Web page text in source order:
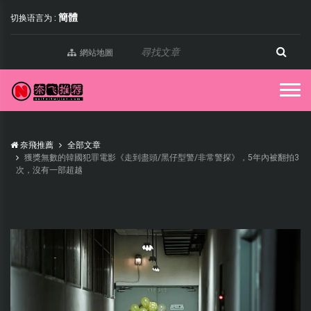
切换语言为 : 簡體
網站地圖
奈飛推薦
全部文章
獲獎無數的韓國犯罪電影《走到盡頭/黑仔型警/非常警探》，5年內被翻拍3
次，沒有一部超越